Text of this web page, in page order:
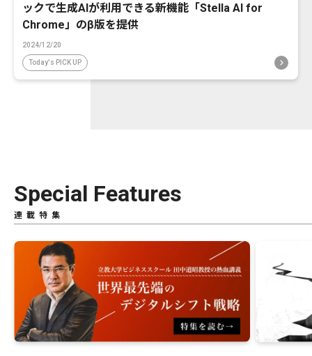
ックで生成AIが利用できる新機能「Stella AI for
Chrome」のβ版を提供
2024/12/20
Today's PICK UP
Special Features
連載特集